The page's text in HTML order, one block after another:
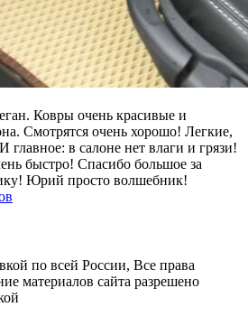
Ковры очень красивые и
Смотрятся очень хорошо! Легкие,
главное: в салоне нет влаги и грязи!
быстро! Спасибо большое за
Юрий просто волшебник!
по всей России, Все права
материалов сайта разрешено